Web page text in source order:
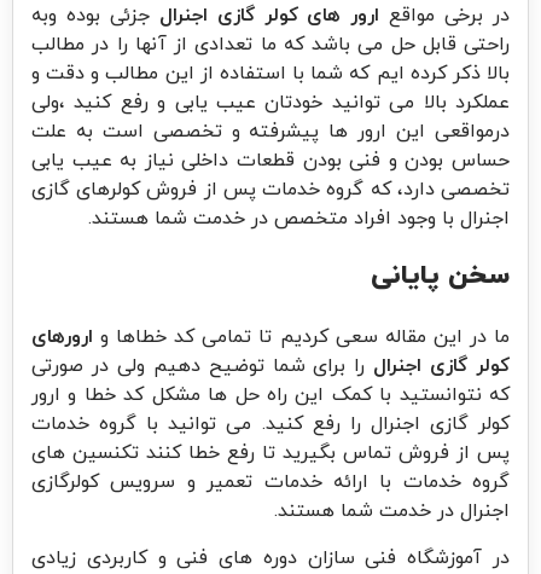
در برخی مواقع ارور های کولر گازی اجنرالجزئی بوده وبه
راحتی قابل حل می باشد که ما تعدادی از آنها را در مطالب
بالا ذکر کرده ایم که شما با استفاده از این مطالب و دقت و
عملکرد بالا می توانید خودتان عیب یابی و رفع کنید ،ولی
درمواقعی این ارور ها پیشرفته و تخصصی است به علت
حساس بودن و فنی بودن قطعات داخلی نیاز به عیب یابی
تخصصی دارد، که گروه خدمات پس از فروش کولرهای گازی
اجنرال با وجود افراد متخصص در خدمت شما هستند.
سخن پایانی
ما در این مقاله سعی کردیم تا تمامی کد خطاها و ارورهای
کولر گازی اجنرالرا برای شما توضیح دهیم ولی در صورتی
که نتوانستید با کمک این راه حل ها مشکل کد خطا و ارور
کولر گازی اجنرال را رفع کنید. می توانید با گروه خدمات
پس از فروش تماس بگیرید تا رفع خطا کنند تکنسین های
گروه خدمات با ارائه خدمات تعمیر و سرویس کولرگازی
اجنرال در خدمت شما هستند.
در آموزشگاه فنی سازان دوره های فنی و کاربردی زیادی